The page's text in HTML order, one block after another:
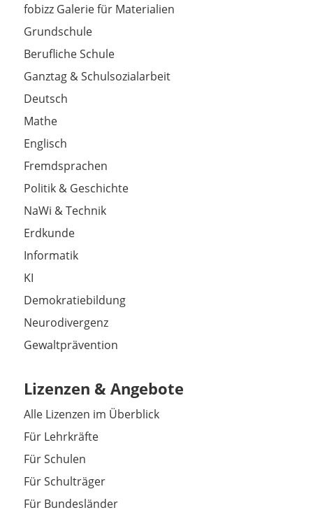
fobizz Galerie für Materialien
Grundschule
Berufliche Schule
Ganztag & Schulsozialarbeit
Deutsch
Mathe
Englisch
Fremdsprachen
Politik & Geschichte
NaWi & Technik
Erdkunde
Informatik
KI
Demokratiebildung
Neurodivergenz
Gewaltprävention
Lizenzen & Angebote
Alle Lizenzen im Überblick
Für Lehrkräfte
Für Schulen
Für Schulträger
Für Bundesländer